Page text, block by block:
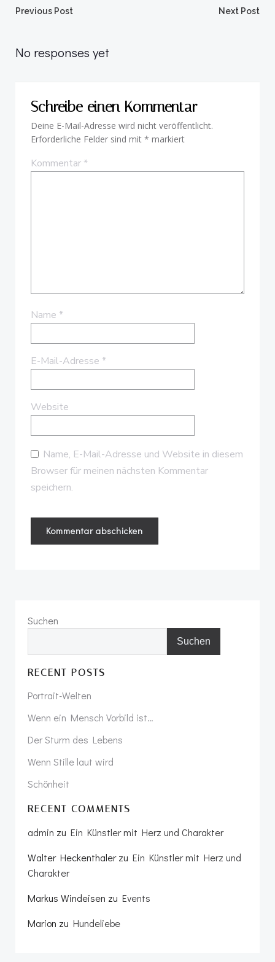
Post
navigation
Previous Post Next Post
No responses yet
Schreibe einen Kommentar
Deine E-Mail-Adresse wird nicht veröffentlicht.
Erforderliche Felder sind mit * markiert
Kommentar*
Name *
E-Mail-Adresse *
Website
Name, E-Mail-Adresse und Website in diesem
Browser für meinen nächsten Kommentar
speichern.
Suchen
Suchen
RECENT POSTS
Portrait-Welten
Wenn ein Mensch Vorbild ist…
Der Sturm des Lebens
Wenn Stille laut wird
Schönheit
RECENT COMMENTS
admin zu Ein Künstler mit Herz und Charakter
Walter Heckenthalerzu Ein Künstler mit Herz und
Charakter
Markus Windeisen zu Events
Marion zu Hundeliebe